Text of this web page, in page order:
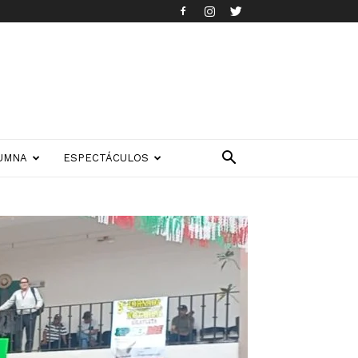
ESPECTÁCULOS